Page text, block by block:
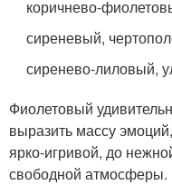
коричнево-
сиреневый,
сиренево-лиловый,
Фиолетовый
выразить массу
ярко-игривой, до
свободной атмосферы.